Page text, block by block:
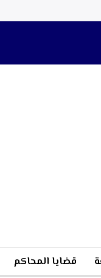
قضايا المحاكم